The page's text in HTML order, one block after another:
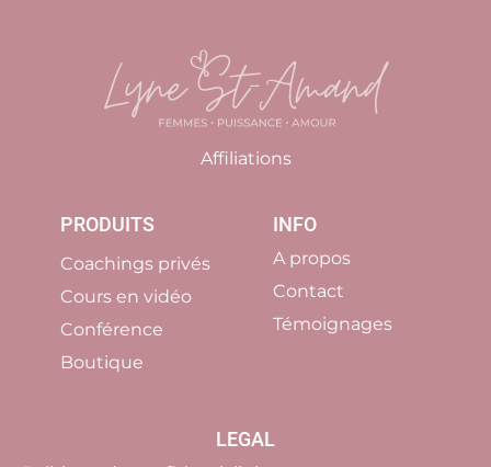
Affiliations
PRODUITS
Coachings privés
Cours en vidéo
Conférence
Boutique
INFO
A propos
Contact
Témoignages
LEGAL